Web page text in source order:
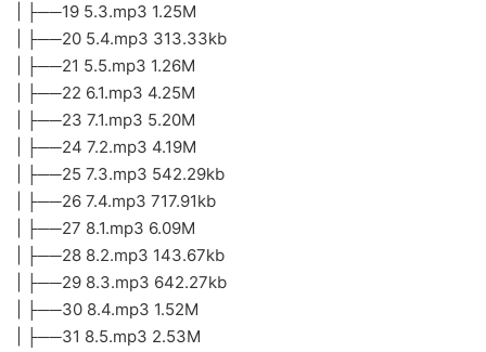
| ├──19 5.3.mp3 1.25M
| ├──20 5.4.mp3 313.33kb
| ├──21 5.5.mp3 1.26M
| ├──22 6.1.mp3 4.25M
| ├──23 7.1.mp3 5.20M
| ├──24 7.2.mp3 4.19M
| ├──25 7.3.mp3 542.29kb
| ├──26 7.4.mp3 717.91kb
| ├──27 8.1.mp3 6.09M
| ├──28 8.2.mp3 143.67kb
| ├──29 8.3.mp3 642.27kb
| ├──30 8.4.mp3 1.52M
| ├──31 8.5.mp3 2.53M